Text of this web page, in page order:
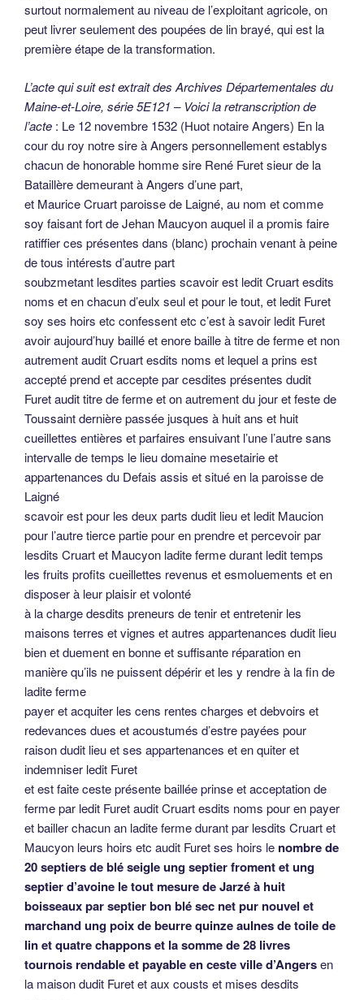
surtout normalement au niveau de l’exploitant agricole, on
peut livrer seulement des poupées de lin brayé, qui est la
première étape de la transformation.
L’acte qui suit est extrait des Archives Départementales du
Maine-et-Loire, série 5E121 – Voici la retranscription de
l’acte : Le 12 novembre 1532 (Huot notaire Angers) En la
cour du roy notre sire à Angers personnellement establys
chacun de honorable homme sire René Furet sieur de la
Bataillère demeurant à Angers d’une part,
et Maurice Cruart paroisse de Laigné, au nom et comme
soy faisant fort de Jehan Maucyon auquel il a promis faire
ratiffier ces présentes dans (blanc) prochain venant à peine
de tous intérests d’autre part
soubzmetant lesdites parties scavoir est ledit Cruart esdits
noms et en chacun d’eulx seul et pour le tout, et ledit Furet
soy ses hoirs etc confessent etc c’est à savoir ledit Furet
avoir aujourd’huy baillé et enore baille à titre de ferme et non
autrement audit Cruart esdits noms et lequel a prins est
accepté prend et accepte par cesdites présentes dudit
Furet audit titre de ferme et on autrement du jour et feste de
Toussaint dernière passée jusques à huit ans et huit
cueillettes entières et parfaires ensuivant l’une l’autre sans
intervalle de temps le lieu domaine mesetairie et
appartenances du Defais assis et situé en la paroisse de
Laigné
scavoir est pour les deux parts dudit lieu et ledit Maucion
pour l’autre tierce partie pour en prendre et percevoir par
lesdits Cruart et Maucyon ladite ferme durant ledit temps
les fruits profits cueillettes revenus et esmoluements et en
disposer à leur plaisir et volonté
à la charge desdits preneurs de tenir et entretenir les
maisons terres et vignes et autres appartenances dudit lieu
bien et duement en bonne et suffisante réparation en
manière qu’ils ne puissent dépérir et les y rendre à la fin de
ladite ferme
payer et acquiter les cens rentes charges et debvoirs et
redevances dues et acoustumés d’estre payées pour
raison dudit lieu et ses appartenances et en quiter et
indemniser ledit Furet
et est faite ceste présente baillée prinse et acceptation de
ferme par ledit Furet audit Cruart esdits noms pour en payer
et bailler chacun an ladite ferme durant par lesdits Cruart et
Maucyon leurs hoirs etc audit Furet ses hoirs le nombre de
20 septiers de blé seigle ung septier froment et ung
septier d’avoine le tout mesure de Jarzé à huit
boisseaux par septier bon blé sec net pur nouvel et
marchand ung poix de beurre quinze aulnes de toile de
lin et quatre chappons et la somme de 28 livres
tournois rendable et payable en ceste ville d’Angersen
la maison dudit Furet et aux cousts et mises desdits